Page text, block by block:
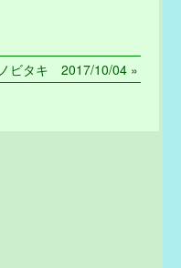
ノビタキ 2017/10/04 »